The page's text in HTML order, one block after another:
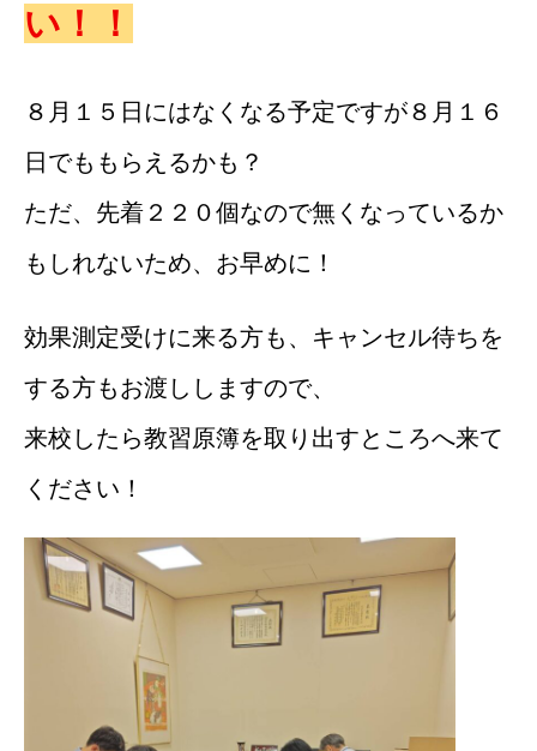
い！！
８月１５日にはなくなる予定ですが８月１６
日でももらえるかも？
ただ、先着２２０個なので無くなっているか
もしれないため、お早めに！
効果測定受けに来る方も、キャンセル待ちを
する方もお渡ししますので、
来校したら教習原簿を取り出すところへ来て
ください！